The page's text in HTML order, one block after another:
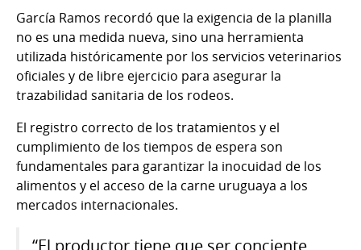
García Ramos recordó que la exigencia de la planilla
no es una medida nueva, sino una herramienta
utilizada históricamente por los servicios veterinarios
oficiales y de libre ejercicio para asegurar la
trazabilidad sanitaria de los rodeos.
El registro correcto de los tratamientos y el
cumplimiento de los tiempos de espera son
fundamentales para garantizar la inocuidad de los
alimentos y el acceso de la carne uruguaya a los
mercados internacionales.
“El productor tiene que ser conciente